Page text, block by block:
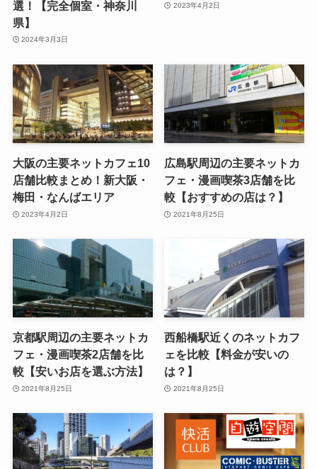
選！【完全個室・神奈川
県】
2024年3月3日
2023年4月2日
大阪の主要ネットカフェ10
店舗比較まとめ！新大阪・
梅田・なんばエリア
2023年4月2日
広島駅周辺の主要ネットカ
フェ・漫画喫茶3店舗を比
較【おすすめの店は？】
2021年8月25日
京都駅周辺の主要ネットカ
フェ・漫画喫茶2店舗を比
較【安いお店を選ぶ方法】
2021年8月25日
西船橋駅近くのネットカフ
ェを比較【料金が安いの
は？】
2021年8月25日